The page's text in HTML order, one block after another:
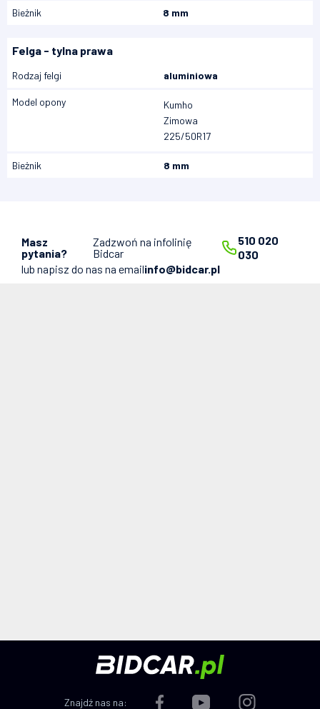
Bieżnik 8 mm
Felga - tylna prawa
Rodzaj felgi aluminiowa
Model opony
Kumho
Zimowa
225/50R17
Bieżnik 8 mm
Masz
pytania?
Zadzwoń na infolinię
Bidcar
510 020
030
lub napisz do nas na emailinfo@bidcar.pl
Znajdź nas na: